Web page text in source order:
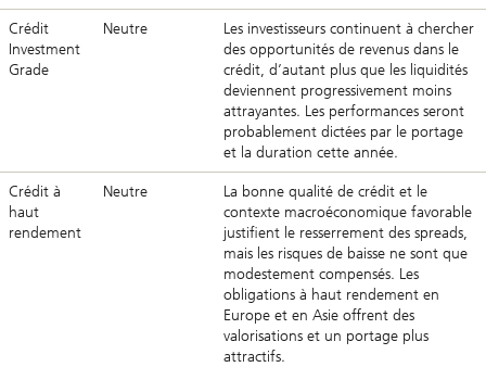
Crédit
Investment
Grade
Neutre
Les investisseurs continuent à chercher
des opportunités de revenus dans le
crédit, d’autant plus que les liquidités
deviennent progressivement moins
attrayantes. Les performances seront
probablement dictées par le portage
et la duration cette année.
Crédit à
haut
rendement
Neutre
La bonne qualité de crédit et le
contexte macroéconomique favorable
justifient le resserrement des spreads,
mais les risques de baisse ne sont que
modestement compensés. Les
obligations à haut rendement en
Europe et en Asie offrent des
valorisations et un portage plus
attractifs.